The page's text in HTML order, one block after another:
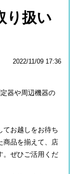
り扱い
2022/11/09 17:36
器や周辺機器の
てお越しをお待ち
商品を揃えて、店
。ぜひご活用くだ